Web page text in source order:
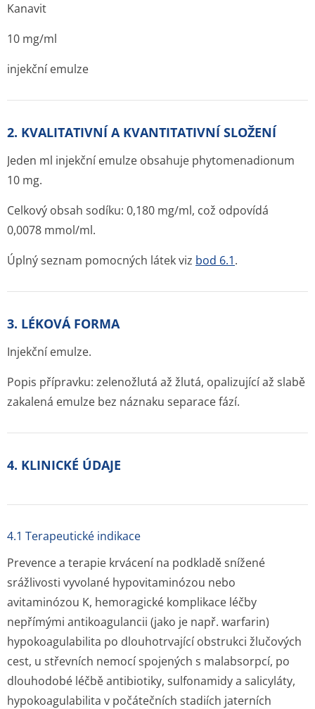
Kanavit
10 mg/ml
injekční emulze
2. KVALITATIVNÍ A KVANTITATIVNÍ SLOŽENÍ
Jeden ml injekční emulze obsahuje phytomenadionum
10 mg.
Celkový obsah sodíku: 0,180 mg/ml, což odpovídá
0,0078 mmol/ml.
Úplný seznam pomocných látek viz bod 6.1.
3. LÉKOVÁ FORMA
Injekční emulze.
Popis přípravku: zelenožlutá až žlutá, opalizující až slabě
zakalená emulze bez náznaku separace fází.
4. KLINICKÉ ÚDAJE
4.1 Terapeutické indikace
Prevence a terapie krvácení na podkladě snížené
srážlivosti vyvolané hypovitaminózou nebo
avitaminózou K, hemoragické komplikace léčby
nepřímými antikoagulancii (jako je např. warfarin)
hypokoagulabilita po dlouhotrvající obstrukci žlučových
cest, u střevních nemocí spojených s malabsorpcí, po
dlouhodobé léčbě antibiotiky, sulfonamidy a salicyláty,
hypokoagulabilita v počátečních stadiích jaterních